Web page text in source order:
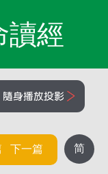
讀經
简
下一篇